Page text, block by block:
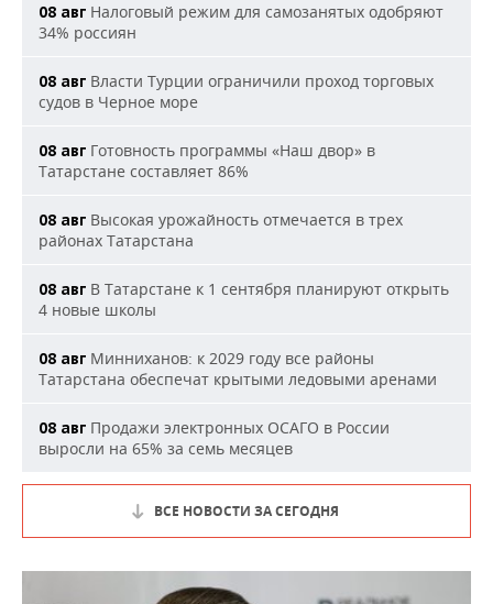
08 авг Налоговый режим для самозанятых одобряют
34% россиян
08 авг Власти Турции ограничили проход торговых
судов в Черное море
08 авг Готовность программы «Наш двор» в
Татарстане составляет 86%
08 авг Высокая урожайность отмечается в трех
районах Татарстана
08 авг В Татарстане к 1 сентября планируют открыть
4 новые школы
08 авг Минниханов: к 2029 году все районы
Татарстана обеспечат крытыми ледовыми аренами
08 авг Продажи электронных ОСАГО в России
выросли на 65% за семь месяцев
ВСЕ НОВОСТИ ЗА СЕГОДНЯ